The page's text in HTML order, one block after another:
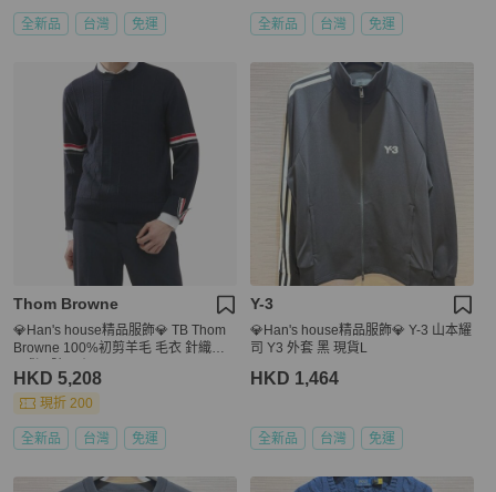
全新品 台灣 免運 全新品 台灣 免運
Thom Browne
💎Han's house精品服飾💎 TB Thom
Browne 100%初剪羊毛 毛衣 針織衫
HKD 5,208
現折 200
全新品 台灣 免運
Y-3
💎Han's house精品服飾💎 Y-3 山本耀
司 Y3 外套 黑 現貨L
HKD 1,464
全新品 台灣 免運